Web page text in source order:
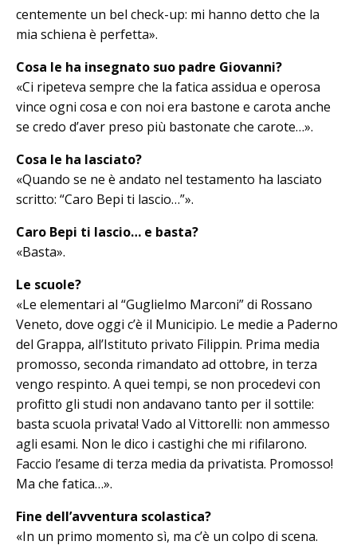
centemente un bel check-up: mi hanno detto che la
mia schiena è perfetta».
Cosa le ha insegnato suo padre Giovan­ni?
«Ci ripeteva sempre che la fatica assidua e operosa
vince ogni cosa e con noi era bastone e carota anche
se credo d’aver preso più bastonate che carote…».
Cosa le ha lasciato?
«Quando se ne è andato nel testamento ha lasciato
scritto: “Caro Bepi ti lascio…”».
Caro Bepi ti lascio… e basta?
«Basta».
Le scuole?
«Le elementari al “Guglielmo Mar­co­ni” di Rossano
Veneto, dove oggi c’è il Municipio. Le medie a Paderno
del Grappa, all’Istituto privato F­ilip­pin. Prima media
promosso, seconda ri­mandato ad ottobre, in terza
vengo respinto. A quei tempi, se non procedevi con
profitto gli studi non andavano tanto per il sottile:
basta scuola privata! Vado al Vittorelli: non ammesso
agli esami. Non le dico i castighi che mi ri­fi­larono.
Faccio l’esame di terza media da privatista. Promosso!
Ma che fatica…».
Fine dell’avventura scolastica?
«In un primo momento sì, ma c’è un colpo di scena.